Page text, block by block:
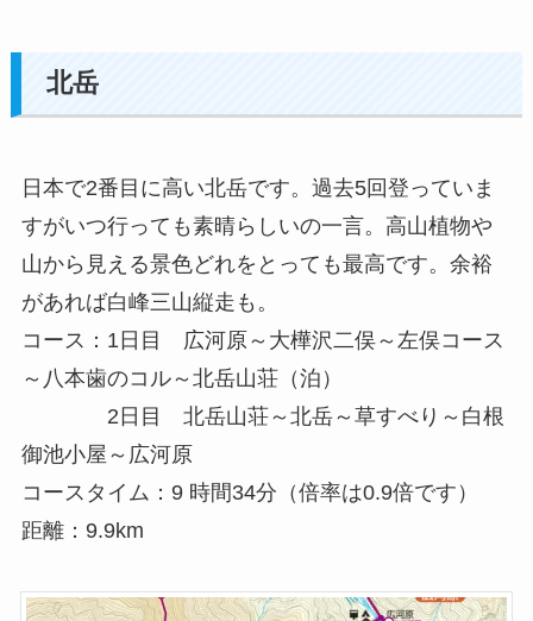
北岳
日本で2番目に高い北岳です。過去5回登っていま
すがいつ行っても素晴らしいの一言。高山植物や
山から見える景色どれをとっても最高です。余裕
があれば白峰三山縦走も。
コース：1日目 広河原～大樺沢二俣～左俣コース
～八本歯のコル～北岳山荘（泊）
2日目 北岳山荘～北岳～草すべり～白根
御池小屋～広河原
コースタイム：9 時間34分（倍率は0.9倍です）
距離：9.9km